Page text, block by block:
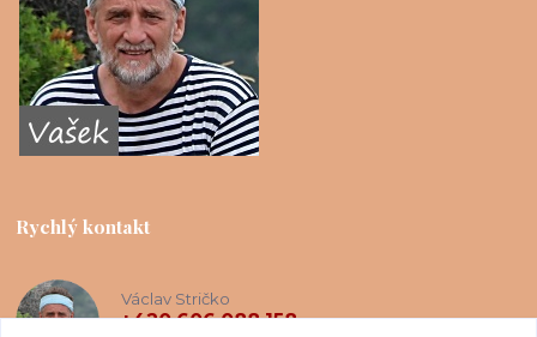
Rychlý kontakt
Václav Stričko
+420 606 088 158